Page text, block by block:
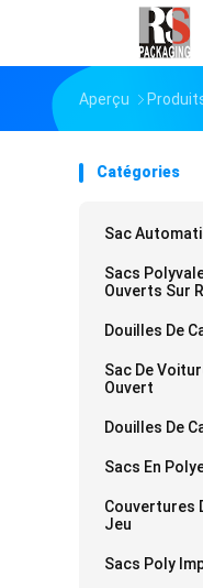
Aperçu
Catégories
Sac
Sacs
Ouverts Sur
Douilles De
Sac De
Ouvert
Douilles De
Sacs En
Couvertures
Jeu
Sacs Poly